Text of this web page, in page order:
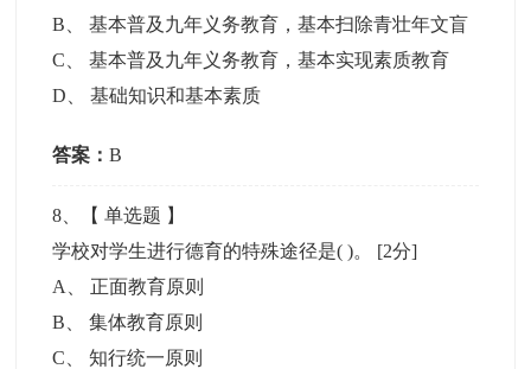
B 、基本普及九年义务教育，基本扫除青壮年文盲
C 、基本普及九年义务教育，基本实现素质教育
D 、基础知识和基本素质
答案：B
8 、【单选题 】
学校对学生进行德育的特殊途径是( )。 [2分]
A
正面教育原则
B 、集体教育原则
C 、知行统一原则